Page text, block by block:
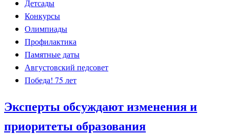
Детсады
Конкурсы
Олимпиады
Профилактика
Памятные даты
Августовский педсовет
Победа! 75 лет
Эксперты обсуждают изменения и
приоритеты образования